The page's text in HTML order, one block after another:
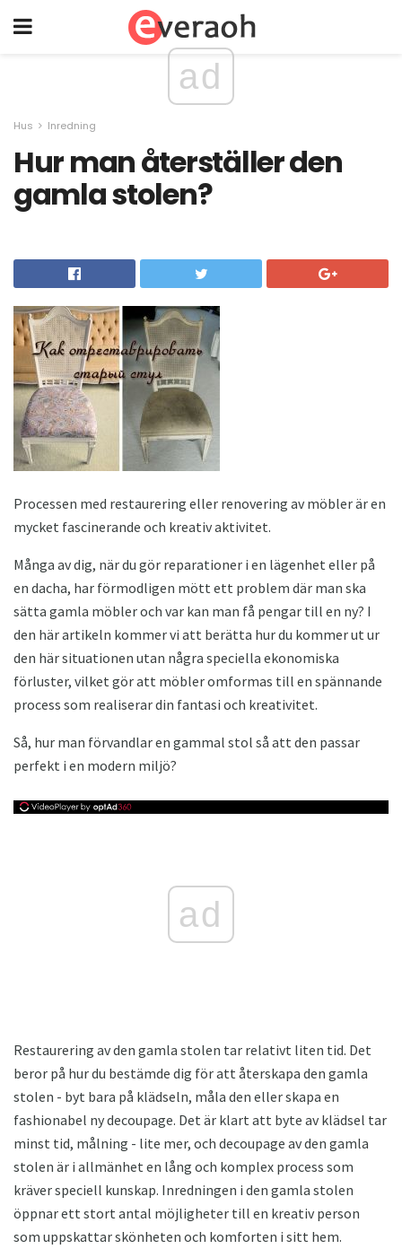
ad
Hus Inredning
Hur man återställer den
gamla stolen?
Processen med restaurering eller renovering av möbler är en
mycket fascinerande och kreativ aktivitet.
Många av dig, när du gör reparationer i en lägenhet eller på
en dacha, har förmodligen mött ett problem där man ska
sätta gamla möbler och var kan man få pengar till en ny? I
den här artikeln kommer vi att berätta hur du kommer ut ur
den här situationen utan några speciella ekonomiska
förluster, vilket gör att möbler omformas till en spännande
process som realiserar din fantasi och kreativitet.
Så, hur man förvandlar en gammal stol så att den passar
perfekt i en modern miljö?
ad
Restaurering av den gamla stolen tar relativt liten tid. Det
beror på hur du bestämde dig för att återskapa den gamla
stolen - byt bara på klädseln, måla den eller skapa en
fashionabel ny decoupage. Det är klart att byte av klädsel tar
minst tid, målning - lite mer, och decoupage av den gamla
stolen är i allmänhet en lång och komplex process som
kräver speciell kunskap. Inredningen i den gamla stolen
öppnar ett stort antal möjligheter till en kreativ person
som uppskattar skönheten och komforten i sitt hem.